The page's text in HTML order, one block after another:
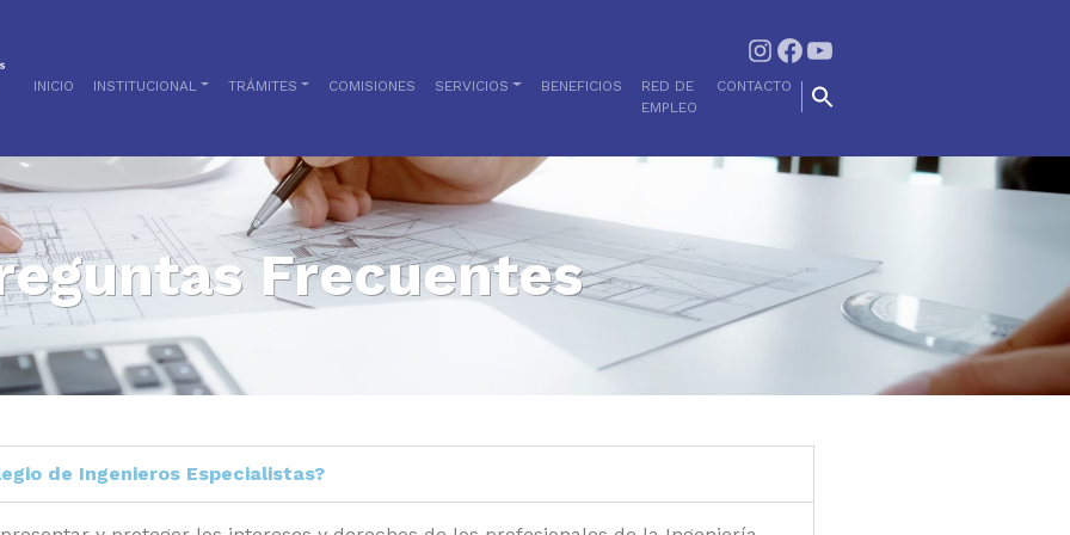
INICIO INSTITUCIONAL TRÁMITES COMISIONES SERVICIOS BENEFICIOS
RED DE
EMPLEO
CONTACTO
Frecuentes
de Ingenieros Especialistas?